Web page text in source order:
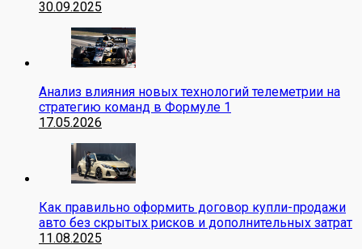
30.09.2025
Анализ влияния новых технологий телеметрии на
стратегию команд в Формуле 1
17.05.2026
Как правильно оформить договор купли-продажи
авто без скрытых рисков и дополнительных затрат
11.08.2025